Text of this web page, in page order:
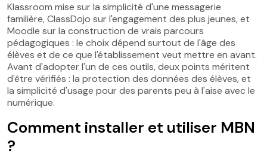
Klassroom mise sur la simplicité d'une messagerie
familière, ClassDojo sur l'engagement des plus jeunes, et
Moodle sur la construction de vrais parcours
pédagogiques : le choix dépend surtout de l'âge des
élèves et de ce que l'établissement veut mettre en avant.
Avant d'adopter l'un de ces outils, deux points méritent
d'être vérifiés : la protection des données des élèves, et
la simplicité d'usage pour des parents peu à l'aise avec le
numérique.
Comment installer et utiliser MBN
?